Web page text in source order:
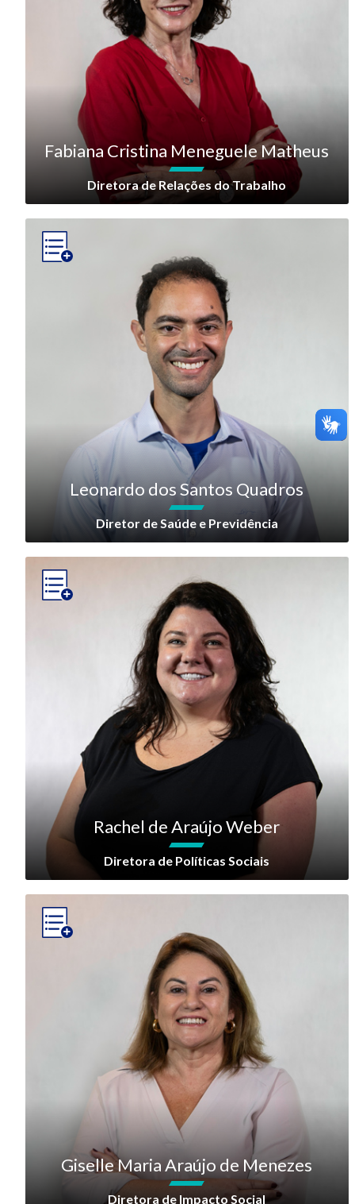
Fabiana Cristina Meneguele Matheus
Diretora de Relações do Trabalho
Leonardo dos Santos Quadros
Diretor de Saúde e Previdência
Rachel de Araújo Weber
Diretora de Políticas Sociais
Giselle Maria Araújo de Menezes
Diretora de Impacto Social